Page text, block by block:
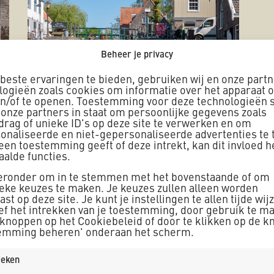
Beheer je privacy
beste ervaringen te bieden, gebruiken wij en onze
zoals cookies om informatie over het apparaat
of te openen. Toestemming voor deze technologieën
partners in staat om persoonlijke gegevens zoals
of unieke ID's op deze site te verwerken en om
en niet-gepersonaliseerde advertenties te
toestemming geeft of deze intrekt, kan dit invloed
functies.
om in te stemmen met het bovenstaande of om
keuzes te maken. Je keuzes zullen alleen worden
op deze site. Je kunt je instellingen te allen tijde
het intrekken van je toestemming, door gebruik te
op het Cookiebeleid of door te klikken op de
beheren' onderaan het scherm.
kademuren en